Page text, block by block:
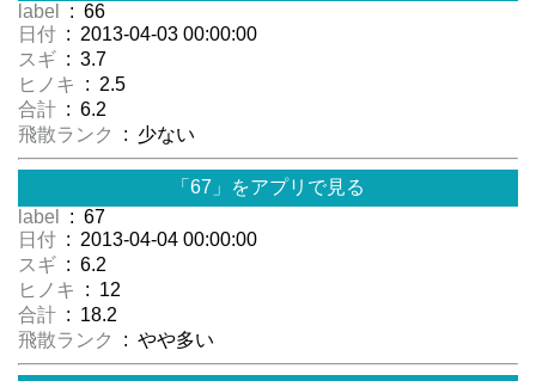
label
: 66
日付 : 2013-04-03 00:00:00
スギ : 3.7
ヒノキ
: 2.5
合計 : 6.2
飛散ランク
: 少ない
「67」をアプリで見る
label
: 67
日付 : 2013-04-04 00:00:00
スギ : 6.2
ヒノキ
: 12
合計 : 18.2
飛散ランク
: やや多い